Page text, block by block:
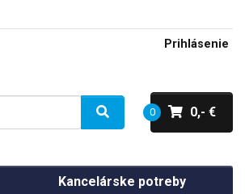
Prihlásenie
0 0,- €
Kancelárske potreby